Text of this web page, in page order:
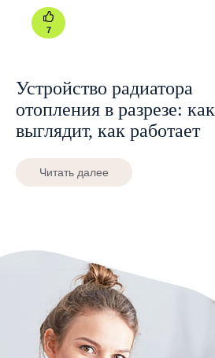
7
Устройство радиатора
отопления в разрезе: как
выглядит, как работает
Читать далее